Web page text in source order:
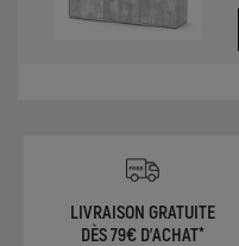
LIVRAISON GRATUITE
DÈS 79€ D'ACHAT*